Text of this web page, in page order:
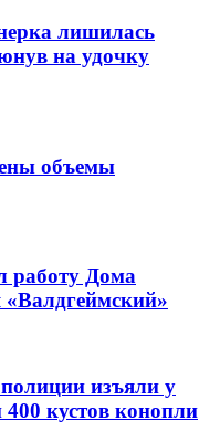
лишилась
на удочку
объемы
работу Дома
изъяли у
кустов конопли